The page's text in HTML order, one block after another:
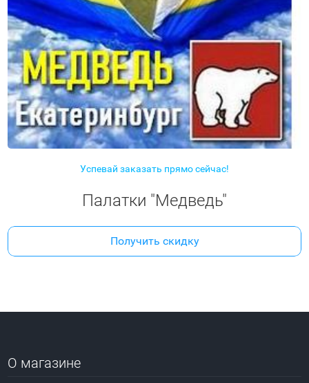
Успевай заказать прямо сейчас!
Палатки "Медведь"
Получить скидку
О магазине